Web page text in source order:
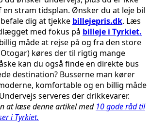
stram tidsplan. Ønsker du at leje bil
dig at tjekke billejepris.dk. Læs
med fokus på billeje i Tyrkiet.
måde at rejse på og fra den store
køres der til rigtig mange
kan du også finde en direkte bus
destination? Busserne man kører
komfortable og en billig måde
serveres der drikkevarer.
at læse denne artikel med 10 gode råd til
i Tyrkiet.